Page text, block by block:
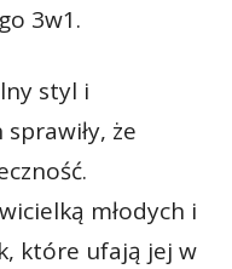
3w1.
styl i
że
młodych i
które ufają jej w